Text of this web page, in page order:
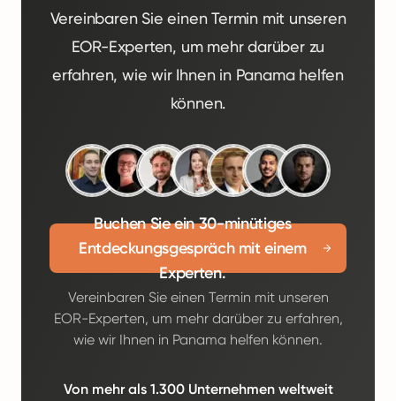
Vereinbaren Sie einen Termin mit unseren
EOR-Experten, um mehr darüber zu
erfahren, wie wir Ihnen in Panama helfen
können.
Buchen Sie ein 30-minütiges
Entdeckungsgespräch mit einem
Experten.
Vereinbaren Sie einen Termin mit unseren
EOR-Experten, um mehr darüber zu erfahren,
wie wir Ihnen in Panama helfen können.
Von mehr als 1.300 Unternehmen weltweit